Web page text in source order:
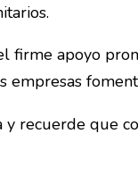
firme apoyo
empresas
y recuerde que